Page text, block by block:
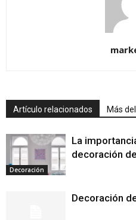
Artículo relacionados Más
Decoración
La
decoración
Decoración